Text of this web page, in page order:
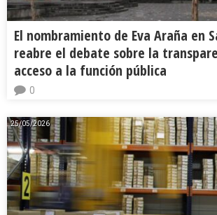
El nombramiento de Eva Araña en
reabre el debate sobre la
acceso a la función pública
0
25/05/2026